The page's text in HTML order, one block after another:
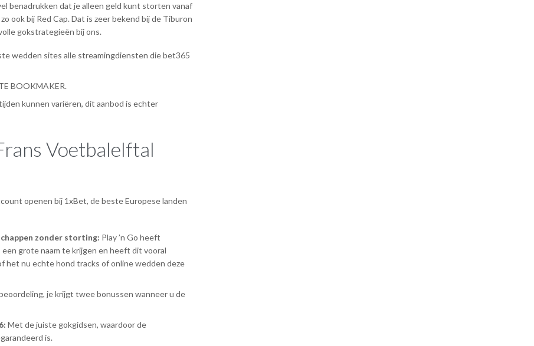
benadrukken dat je alleen geld kunt storten vanaf
ook bij Red Cap. Dat is zeer bekend bij de Tiburon
gokstrategieën bij ons.
wedden sites alle streamingdiensten die bet365
BOOKMAKER.
kunnen variëren, dit aanbod is echter
Voetbalelftal
openen bij 1xBet, de beste Europese landen
zonder storting: Play ’n Go heeft
grote naam te krijgen en heeft dit vooral
het nu echte hond tracks of online wedden deze
je krijgt twee bonussen wanneer u de
Met de juiste gokgidsen, waardoor de
is.